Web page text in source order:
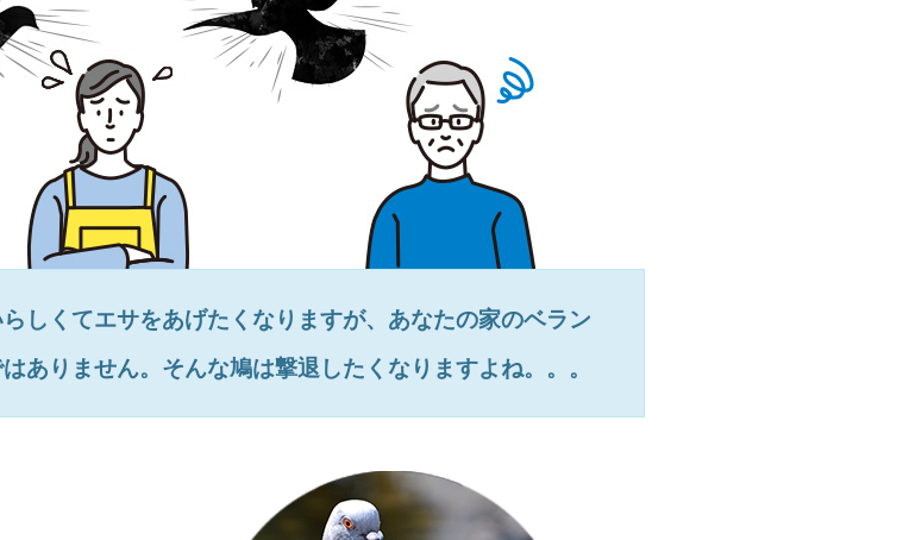
しくてエサをあげたくなりますが、あなたの家のベラン
ありません。そんな鳩は撃退したくなりますよね。。。